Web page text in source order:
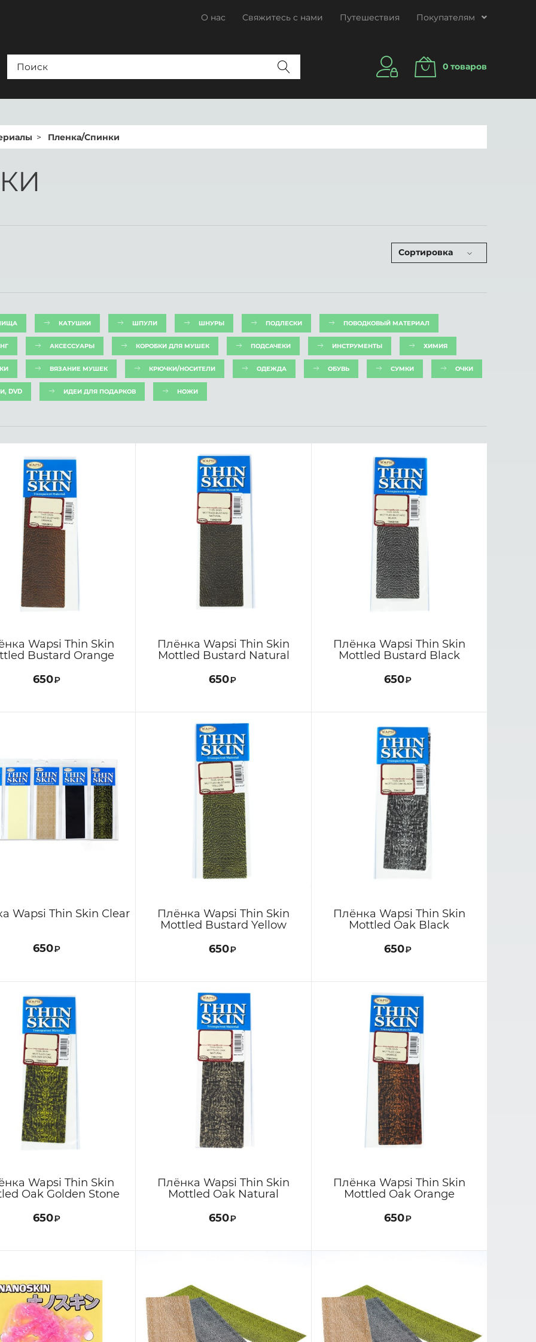
О нас Свяжитесь с нами Путешествия Покупателям
0 товаров
Пленка/Спинки
Сортировка
КАТУШКИ ШПУЛИ ШНУРЫ ПОДЛЕСКИ ПОВОДКОВЫЙ МАТЕРИАЛ
АКСЕССУАРЫ КОРОБКИ ДЛЯ МУШЕК ПОДСАЧЕКИ ИНСТРУМЕНТЫ ХИМИЯ
ВЯЗАНИЕ МУШЕК КРЮЧКИ/НОСИТЕЛИ ОДЕЖДА ОБУВЬ СУМКИ ОЧКИ
DVD ИДЕИ ДЛЯ ПОДАРКОВ НОЖИ
Wapsi Thin Skin
Bustard Orange
650₽
Плёнка Wapsi Thin Skin
Mottled Bustard Natural
650₽
Плёнка Wapsi Thin Skin
Mottled Bustard Black
650₽
Wapsi Thin Skin Clear
650₽
Плёнка Wapsi Thin Skin
Mottled Bustard Yellow
650₽
Плёнка Wapsi Thin Skin
Mottled Oak Black
650₽
Wapsi Thin Skin
Oak Golden Stone
650₽
Плёнка Wapsi Thin Skin
Mottled Oak Natural
650₽
Плёнка Wapsi Thin Skin
Mottled Oak Orange
650₽